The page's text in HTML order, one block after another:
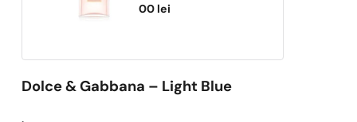
761,00 lei
Dolce & Gabbana – Light Blue